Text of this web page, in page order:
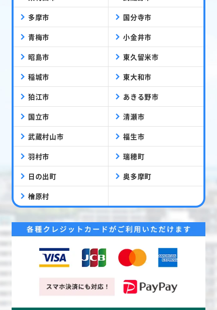
多摩市 国分寺市
青梅市 小金井市
昭島市 東久留米市
稲城市 東大和市
狛江市 あきる野市
国立市 清瀬市
武蔵村山市 福生市
羽村市 瑞穂町
日の出町 奥多摩町
檜原村